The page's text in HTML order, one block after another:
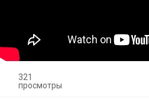
321
просмотры